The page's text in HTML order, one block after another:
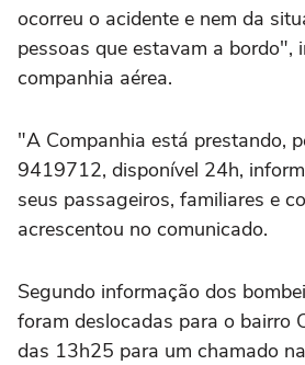
ocorreu o acidente e nem da
pessoas que estavam a bordo",
companhia aérea.
"A Companhia está prestando,
9419712, disponível 24h,
seus passageiros, familiares e
acrescentou no comunicado.
Segundo informação dos
foram deslocadas para o bairro
das 13h25 para um chamado